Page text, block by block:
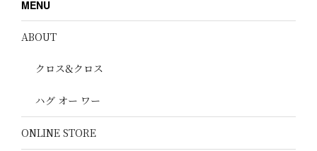
MENU
ABOUT
クロス&クロス
ハグ オー ワー
ONLINE STORE